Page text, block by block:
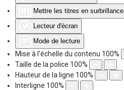
Mettre les titres en surbrillance
Lecteur d'écran
Mode de lecture
Mise à l'échelle du contenu 100%
Taille de la police 100%
Hauteur de la ligne 100%
Interligne 100%